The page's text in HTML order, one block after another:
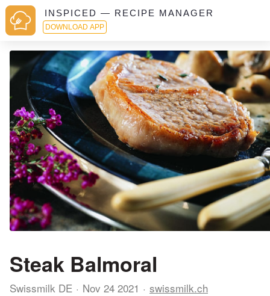
INSPICED — RECIPE MANAGER
DOWNLOAD APP
Steak Balmoral
Swissmilk DE Nov 24 2021 swissmilk.ch